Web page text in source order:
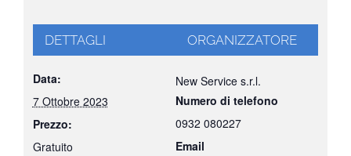
DETTAGLI
Data:
7 Ottobre 2023
Prezzo:
Gratuito
ORGANIZZATORE
New Service s.r.l.
Numero di telefono
0932 080227
Email